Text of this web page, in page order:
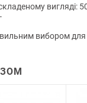
вигляді:
вибором для